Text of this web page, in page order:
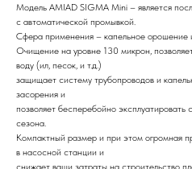
Модель AMIAD SIGMA Mini – является
с автоматической промывкой.
Сфера применения – капельное орошение
Очищение на уровне 130 микрон,
воду (ил, песок, и т.д.)
защищает систему трубопроводов и
засорения и
позволяет бесперебойно эксплуатировать
сезона.
Компактный размер и при этом огромная
в насосной станции и
снижает ваши затраты на строительство